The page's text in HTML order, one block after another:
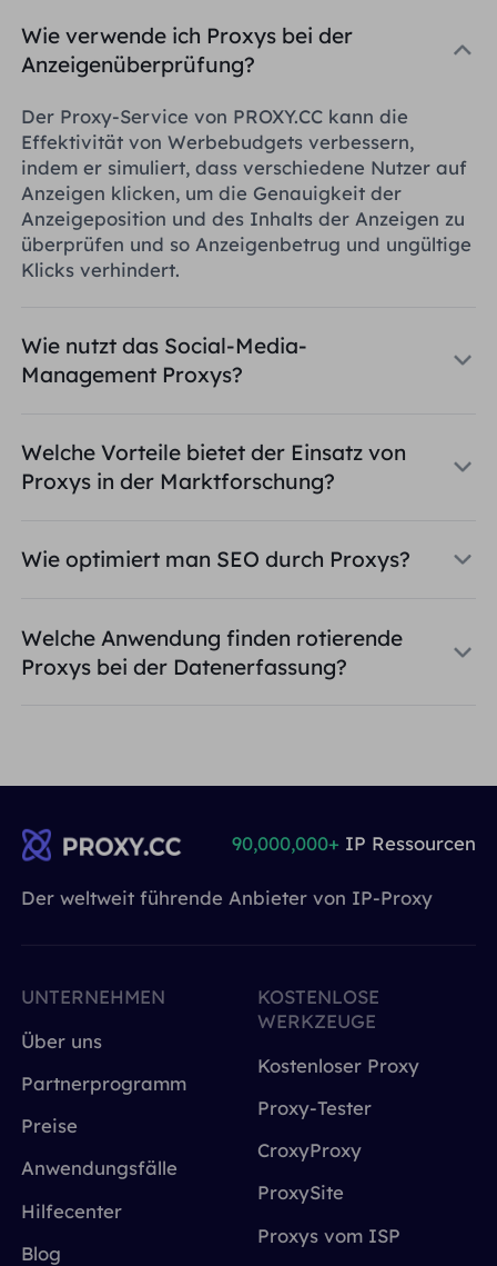
Wie verwende ich Proxys bei der
Anzeigenüberprüfung?
Der Proxy-Service von PROXY.CC kann die
Effektivität von Werbebudgets verbessern,
indem er simuliert, dass verschiedene Nutzer auf
Anzeigen klicken, um die Genauigkeit der
Anzeigeposition und des Inhalts der Anzeigen zu
überprüfen und so Anzeigenbetrug und ungültige
Klicks verhindert.
Wie nutzt das Social-Media-
Management Proxys?
Welche Vorteile bietet der Einsatz von
Proxys in der Marktforschung?
Wie optimiert man SEO durch Proxys?
Welche Anwendung finden rotierende
Proxys bei der Datenerfassung?
Der weltweit führende Anbieter von IP-Proxy
90,000,000+ IP Ressourcen
UNTERNEHMEN
Über uns
Partnerprogramm
Preise
Anwendungsfälle
Hilfecenter
Blog
KOSTENLOSE
WERKZEUGE
Kostenloser Proxy
Proxy-Tester
CroxyProxy
ProxySite
Proxys vom ISP